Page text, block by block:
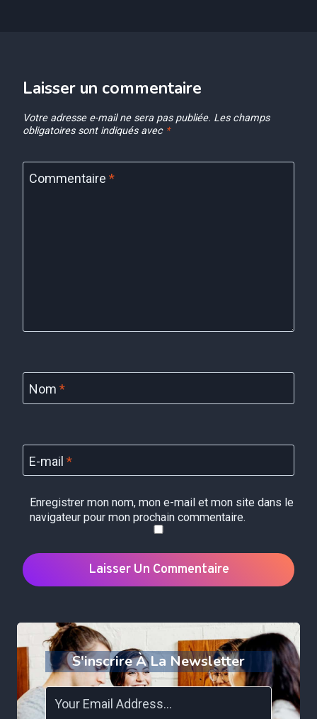
Laisser un commentaire
Votre adresse e-mail ne sera pas publiée. Les champs
obligatoires sont indiqués avec *
Commentaire *
Nom *
E-mail *
Enregistrer mon nom, mon e-mail et mon site dans le
navigateur pour mon prochain commentaire.
S'inscrire À La Newsletter